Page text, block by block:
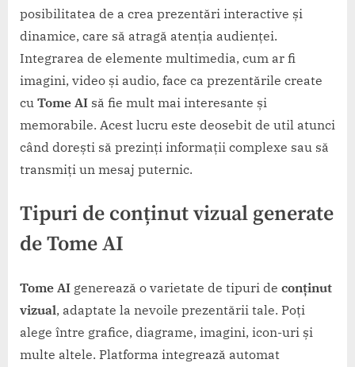
posibilitatea de a crea prezentări interactive și
dinamice, care să atragă atenția audienței.
Integrarea de elemente multimedia, cum ar fi
imagini, video și audio, face ca prezentările create
cu Tome AI să fie mult mai interesante și
memorabile. Acest lucru este deosebit de util atunci
când dorești să prezinți informații complexe sau să
transmiți un mesaj puternic.
Tipuri de conținut vizual generate
de Tome AI
Tome AI generează o varietate de tipuri de conținut
vizual, adaptate la nevoile prezentării tale. Poți
alege între grafice, diagrame, imagini, icon-uri și
multe altele. Platforma integrează automat